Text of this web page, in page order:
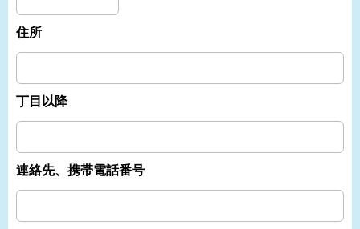
住所
丁目以降
連絡先、携帯電話番号